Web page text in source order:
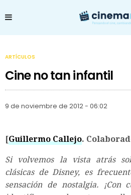
ARTÍCULOS
Cine no tan infantil
9 de noviembre de 2012 - 06:02
[Guillermo Callejo.
Si volvemos la vista atrás
clásicas de Disney, es
sensación de nostalgia. ¡Con